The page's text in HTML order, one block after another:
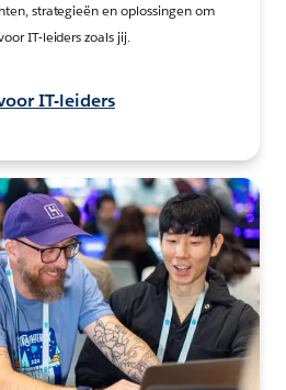
strategieën en oplossingen om
IT-leiders zoals jij.
IT-leiders